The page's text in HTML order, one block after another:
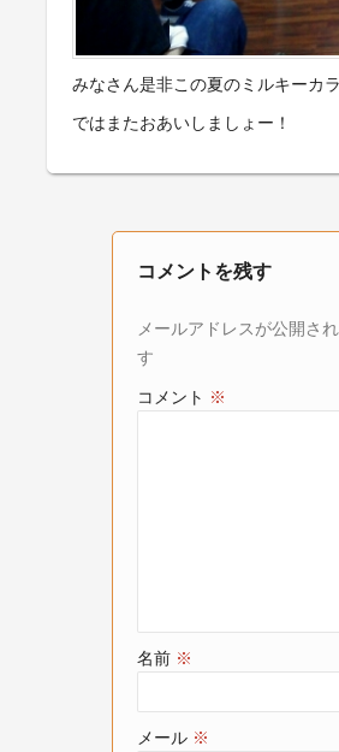
みなさん是非この夏のミルキーカ
ではまたおあいしましょー！
コメントを残す
メールアドレスが公開さ
す
コメント ※
名前 ※
メール ※